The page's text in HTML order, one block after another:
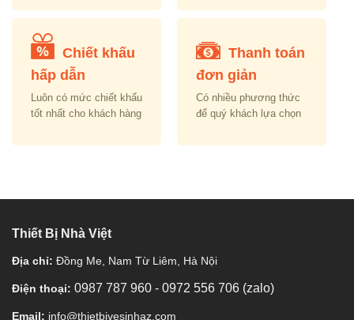
Chiết khấu
hấp dẫn
Luôn có mức chiết khấu
tốt nhất cho khách hàng
Thanh toán
đơn giản
Có nhiều phương thức
để quý khách lựa chọn
Thiết Bị Nhà Việt
Địa chỉ: Đồng Me, Nam Từ Liêm, Hà Nội
Điện thoại: 0987 787 960 - 0972 556 706 (zalo)
Email: info@thietbivesinhaz.com